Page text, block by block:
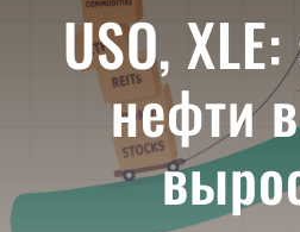
ЧТО ТАКОЕ ETF
ИНВЕСТИЦИИ В ETF
ТЕМАТИЧЕСКИЕ ETF
USO,
нефти